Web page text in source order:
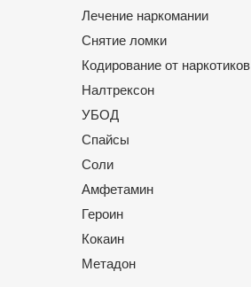
Лечение наркомании
Снятие ломки
Кодирование от наркотиков
Налтрексон
УБОД
Спайсы
Соли
Амфетамин
Героин
Кокаин
Метадон